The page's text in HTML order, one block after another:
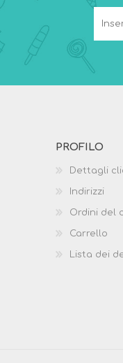
PROFILO
Dettagli
Indirizzi
Ordini del
Carrello
Lista dei